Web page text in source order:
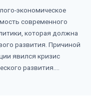
экономическое
современного
которая должна
развития. Причиной
явился кризис
развития....